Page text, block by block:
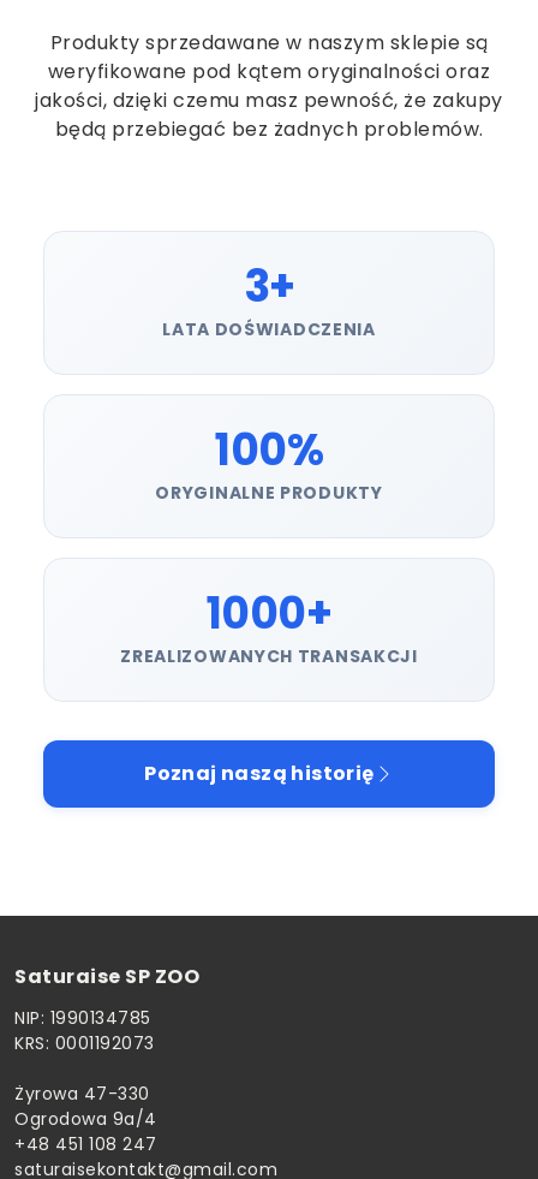
Produkty sprzedawane w naszym sklepie są
weryfikowane pod kątem oryginalności oraz
jakości, dzięki czemu masz pewność, że zakupy
będą przebiegać bez żadnych problemów.
3+
LATA DOŚWIADCZENIA
100%
ORYGINALNE PRODUKTY
1000+
ZREALIZOWANYCH TRANSAKCJI
Poznaj naszą historię
Saturaise SP ZOO
NIP: 1990134785
KRS: 0001192073
Żyrowa 47-330
Ogrodowa 9a/4
+48 451 108 247
saturaisekontakt@gmail.com